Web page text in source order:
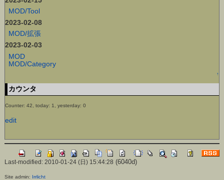
MOD/Tool
2023-02-08
MOD/拡張
2023-02-03
MOD
MOD/Category
↑
カウンタ
Counter: 42, today: 1, yesterday: 0
edit
Last-modified: 2010-01-24 (日) 15:44:28 (6040d)
Site admin: Irrlicht